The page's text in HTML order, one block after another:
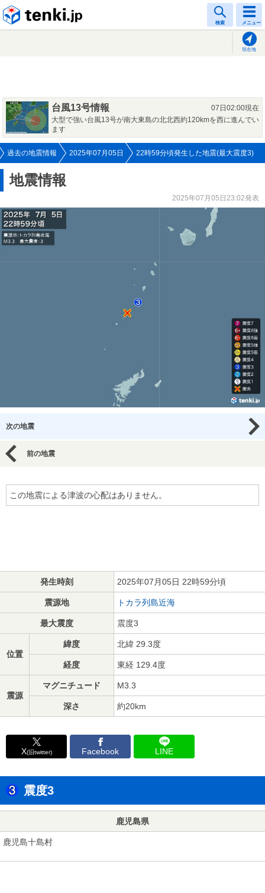
検索 メニュー
現在地
台風13号情報
07日02:00現在
大型で強い台風13号が南大東島の北北西約120kmを西に進んでい
ます
過去の地震情報 2025年07月05日 22時59分頃発生した地震(最大震度3)
地震情報
2025年07月05日23:02発表
次の地震
前の地震
この地震による津波の心配はありません。
発生時刻 2025年07月05日 22時59分頃
震源地 トカラ列島近海
最大震度 震度3
位置
緯度 北緯 29.3度
経度 東経 129.4度
震源
マグニチュード M3.3
深さ 約20km
X(旧twitter) Facebook LINE
震度3
鹿児島県
鹿児島十島村